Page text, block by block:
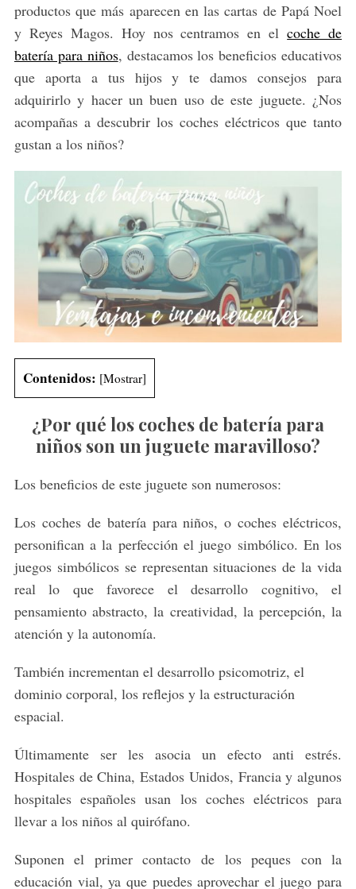
productos que más aparecen en las cartas de Papá Noel
y Reyes Magos. Hoy nos centramos en elcoche de
batería para niños, destacamos los beneficios educativos
que aporta a tus hijos y te damos consejos para
adquirirlo y hacer un buen uso de este juguete. ¿Nos
acompañas a descubrir los coches eléctricos que tanto
gustan a los niños?
Contenidos: [Mostrar]
¿Por qué los coches de batería para
niños son un juguete maravilloso?
Los beneficios de este juguete son numerosos:
Los coches de batería para niños, o coches eléctricos,
personifican a la perfección el juego simbólico. En los
juegos simbólicos se representan situaciones de la vida
real lo que favorece el desarrollo cognitivo, el
pensamiento abstracto, la creatividad, la percepción, la
atención y la autonomía.
También incrementan el desarrollo psicomotriz, el
dominio corporal, los reflejos y la estructuración
espacial.
Últimamente ser les asocia un efecto anti estrés.
Hospitales de China, Estados Unidos, Francia y algunos
hospitales españoles usan los coches eléctricos para
llevar a los niños al quirófano.
Suponen el primer contacto de los peques con la
educación vial, ya que puedes aprovechar el juego para